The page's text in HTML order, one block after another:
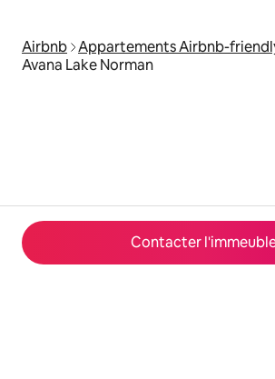
Contacter
Airbnb Appartements Airbnb-
Avana Lake Norman